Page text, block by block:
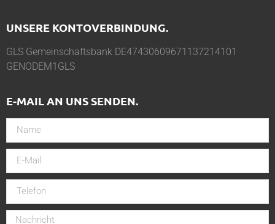
UNSERE KONTOVERBINDUNG.
GLS Gemeinschaftsbank DE47430609671137214101
GENODEM1GLS
E-MAIL AN UNS SENDEN.